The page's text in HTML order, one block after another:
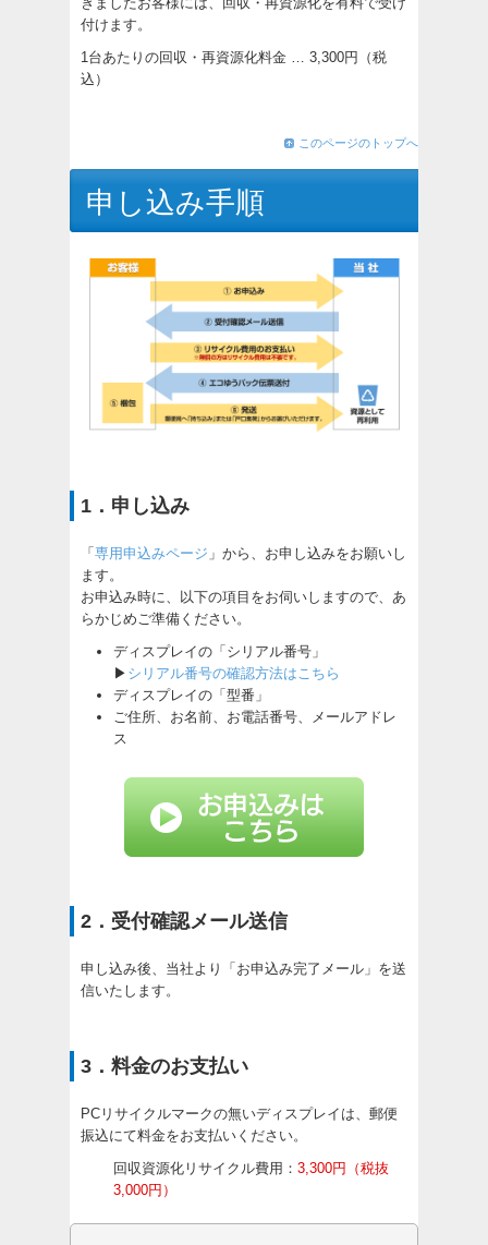
付けます。
1台あたりの回収・再資源化料金 … 3,300円（税
込）
このページのトップへ
申し込み手順
1．申し込み
「 専用申込みページ 」から、お申し込みをお願いし
ます。
お申込み時に、以下の項目をお伺いしますので、あ
らかじめご準備ください。
ディスプレイの「シリアル番号」
▶ シリアル番号の確認方法はこちら
ディスプレイの「型番」
ご住所、お名前、お電話番号、メールアドレ
ス
2．受付確認メール送信
申し込み後、当社より「お申込み完了メール」を送
信いたします。
3．料金のお支払い
PCリサイクルマークの無いディスプレイは、郵便
振込にて料金をお支払いください。
回収資源化リサイクル費用： 3,300円（税抜
3,000円）